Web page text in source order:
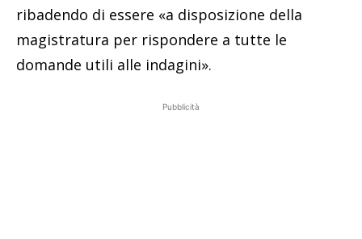
ribadendo di essere «a disposizione della
magistratura per rispondere a tutte le
domande utili alle indagini».
Pubblicità